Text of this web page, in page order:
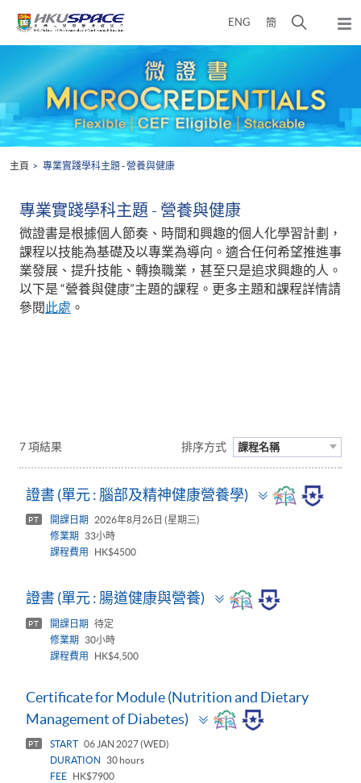
ENG 簡
開
介
面
彈
出
主頁 專業實踐學科主題 - 營養與健康
專業實踐學科主題 - 營養與健康
微證書是根據個人節奏、時間和興趣的個人化學習計劃，
課程以技能為基礎及以專業為導向。適合任何希望推進事
業發展、提升技能、轉換職業，甚至只是追求興趣的人。
以下是 “營養與健康”主題的課程。更多主題和課程詳情請
參閱 此處 。
7 項結果 排序方式 課程名稱
證書 (單元 : 腦部及精神健康營養學)
Toggle
panel
PT 開課日期
2026年8月26日 (星期三)
修業期
33小時
課程費用
HK$4500
證書 (單元 : 腸道健康與營養)
Toggle
panel
PT 開課日期
待定
修業期
30小時
課程費用
HK$4,500
Certificate for Module (Nutrition and Dietary
Management of Diabetes)
Toggle
panel
PT START 06 JAN 2027 (WED)
DURATION
30 hours
FEE
HK$7900